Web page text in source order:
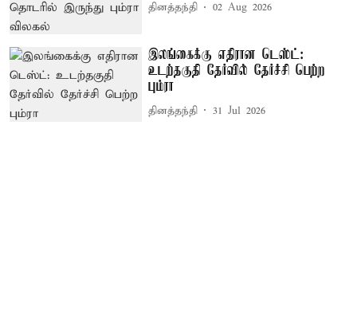
தினத்தந்தி 02 Aug 2026
இலங்கைக்கு எதிரான டெஸ்ட்:
உடற்தகுதி தேர்வில் தேர்ச்சி பெற்ற
பும்ரா
தினத்தந்தி 31 Jul 2026